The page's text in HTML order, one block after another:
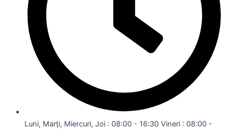
Luni, Marți, Miercuri, Joi : 08:00 - 16:30 Vineri : 08:00 -